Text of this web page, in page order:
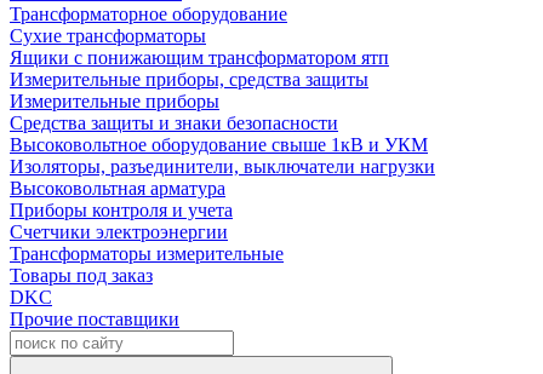
Трансформаторное оборудование
Сухие трансформаторы
Ящики с понижающим трансформатором ятп
Измерительные приборы, средства защиты
Измерительные приборы
Средства защиты и знаки безопасности
Высоковольтное оборудование свыше 1кВ и УКМ
Изоляторы, разъединители, выключатели нагрузки
Высоковольтная арматура
Приборы контроля и учета
Счетчики электроэнергии
Трансформаторы измерительные
Товары под заказ
DKC
Прочие поставщики